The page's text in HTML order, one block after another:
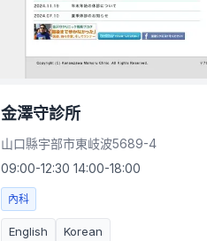
金澤守診所
山口縣宇部市東岐波5689-4
09:00-12:30 14:00-18:00
內科
English Korean